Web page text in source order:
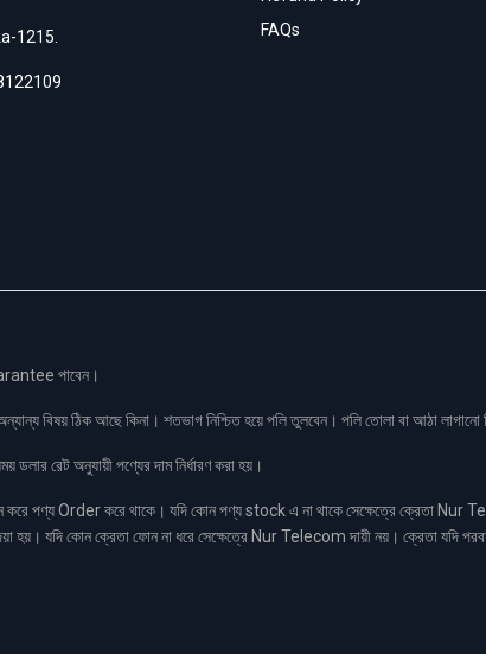
1215.
FAQs
পাবেন।
বিষয় ঠিক আছে কিনা। শতভাগ নিশ্চিত হয়ে পলি তুলবেন। পলি তোলা বা আঠা
রেট অনুযায়ী পণ্যের দাম নির্ধারণ করা হয়।
পণ্য Order করে থাকে। যদি কোন পণ্য stock এ না থাকে সেক্ষেত্রে ক্রেতা Nur
হয়। যদি কোন ক্রেতা ফোন না ধরে সেক্ষেত্রে Nur Telecom দায়ী নয়। ক্রেতা যদি